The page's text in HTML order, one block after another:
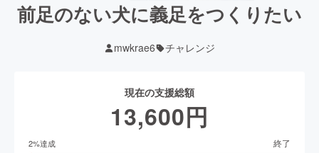
前足のない犬に義足をつくりたい
mwkrae6 チャレンジ
現在の支援総額
13,600円
2%達成 終了